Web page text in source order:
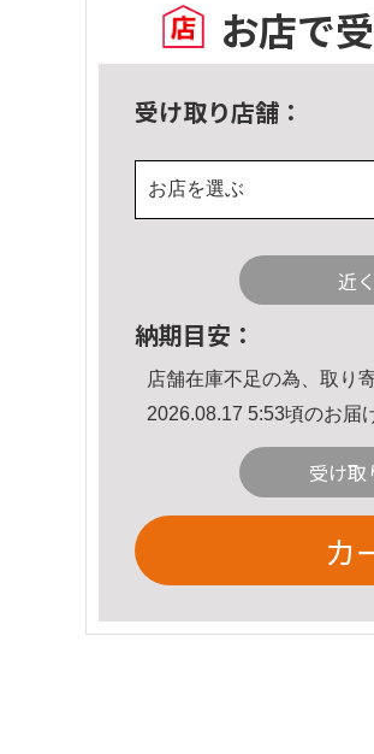
お店で
受け取り店舗：
お店を選ぶ
近
納期目安：
店舗在庫不足の為、取り
2026.08.17 5:53頃のお届
受け取
カ